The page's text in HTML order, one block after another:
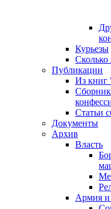
Курьезы
Публикации
Из
Сборник
Статьи
Документы
Архив
Власть
Армия и